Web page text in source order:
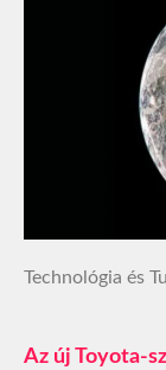
Technológia és
Az új Toyota-